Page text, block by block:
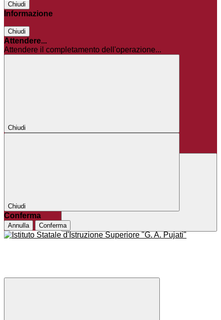
Chiudi
Informazione
Chiudi
Attendere...
Attendere il completamento dell'operazione...
Chiudi
Chiudi
Conferma
Annulla Conferma